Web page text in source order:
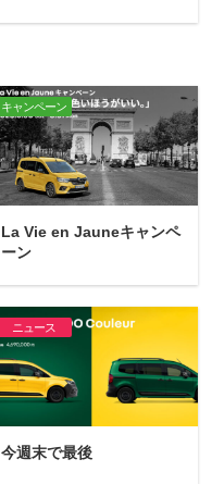
キャンペーン
La Vie en Jauneキャンペ
ーン
ニュース
今週末で最後